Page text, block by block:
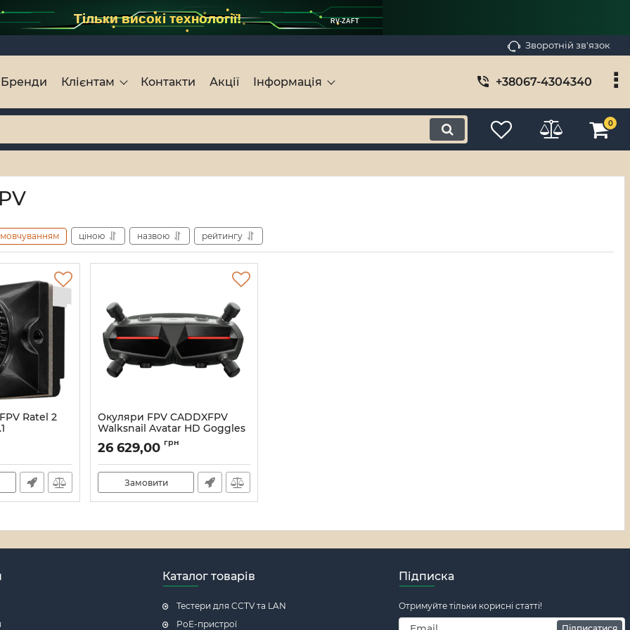
Тільки високі технології! RV-ZAFT
Зворотній зв'язок
Бренди Клієнтам Контакти Акції Інформація +38067-4304340
0
ціною назвою рейтингу
Ratel 2
Окуляри FPV CADDXFPV
Walksnail Avatar HD Goggles
X Digital 5.8GHz 8CH (HP070-
0057)
Артикул:21_16892/46909
26 629,00 грн
Замовити
Каталог товарів
Тестери для CCTV та LAN
PoE-пристрої
Підписка
Отримуйте тільки корисні статті!